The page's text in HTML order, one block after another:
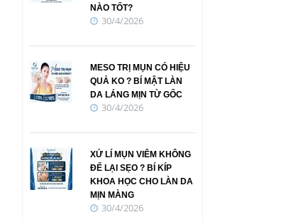
NÀO TỐT?
30/4/2026
MESO TRỊ MỤN CÓ HIỆU
QUẢ KO ? BÍ MẬT LÀN
DA LÁNG MỊN TỪ GỐC
30/4/2026
XỬ LÍ MỤN VIÊM KHÔNG
ĐỂ LẠI SẸO ? BÍ KÍP
KHOA HỌC CHO LÀN DA
MỊN MÀNG
30/4/2026